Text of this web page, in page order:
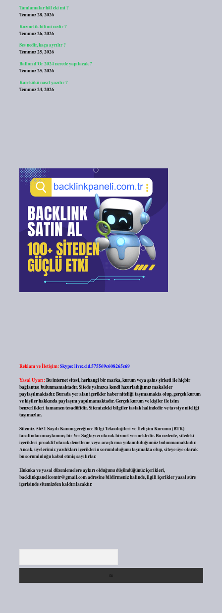
Tamlamalar hâl eki mi ?
Temmuz 28, 2026
Kozmetik bilimi nedir ?
Temmuz 26, 2026
Ses nedir, kaça ayrılır ?
Temmuz 25, 2026
Ballon d’Or 2024 nerede yapılacak ?
Temmuz 25, 2026
Karekökü nasıl yazılır ?
Temmuz 24, 2026
Reklam ve İletişim:Skype: live:.cid.575569c608265c69
Yasal Uyarı:Bu internet sitesi, herhangi bir marka, kurum veya şahıs şirketi ile hiçbir
bağlantısı bulunmamaktadır. Sitede yalnızca kendi hazırladığımız makaleler
paylaşılmaktadır. Burada yer alan içerikler haber niteliği taşımamakta olup, gerçek kurum
ve kişiler hakkında paylaşım yapılmamaktadır. Gerçek kurum ve kişiler ile isim
benzerlikleri tamamen tesadüfidir. Sitemizdeki bilgiler taslak halindedir ve tavsiye niteliği
taşımazlar.
Sitemiz, 5651 Sayılı Kanun gereğince Bilgi Teknolojileri ve İletişim Kurumu (BTK)
tarafından onaylanmış bir Yer Sağlayıcı olarak hizmet vermektedir. Bu nedenle, sitedeki
içerikleri proaktif olarak denetleme veya araştırma yükümlülüğümüz bulunmamaktadır.
Ancak, üyelerimiz yazdıkları içeriklerin sorumluluğunu taşımakta olup, siteye üye olarak
bu sorumluluğu kabul etmiş sayılırlar.
Hukuka ve yasal düzenlemelere aykırı olduğunu düşündüğünüz içerikleri,
backlinkpanelicomtr@gmail.comadresine bildirmeniz halinde, ilgili içerikler yasal süre
içerisinde sitemizden kaldırılacaktır.